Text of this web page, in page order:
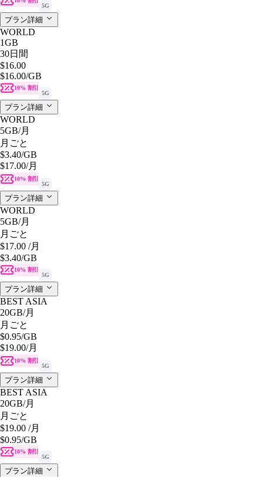
5G
プラン詳細
WORLD
1GB
30日間
$16.00
$16.00/GB
10% 割引
5G
プラン詳細
WORLD
5GB/月
月ごと
$3.40/GB
$17.00/月
10% 割引
5G
プラン詳細
WORLD
5GB/月
月ごと
$17.00 /月
$3.40/GB
10% 割引
5G
プラン詳細
BEST ASIA
20GB/月
月ごと
$0.95/GB
$19.00/月
10% 割引
5G
プラン詳細
BEST ASIA
20GB/月
月ごと
$19.00 /月
$0.95/GB
10% 割引
5G
プラン詳細